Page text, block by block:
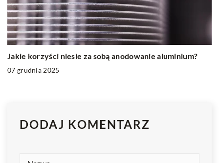
Jakie korzyści niesie za sobą anodowanie aluminium?
07 grudnia 2025
DODAJ KOMENTARZ